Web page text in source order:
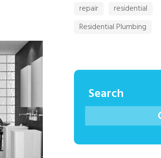
repair
residential
Residential Plumbing
Search